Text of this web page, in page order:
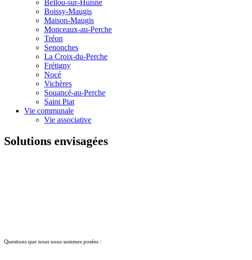
Bellou-sur-Huisne
Boissy-Maugis
Maison-Maugis
Monceaux-au-Perche
Tréon
Senonches
La Croix-du-Perche
Frétigny
Nocé
Vichères
Souancé-au-Perche
Saint Piat
Vie communale
Vie associative
Solutions envisagées
Questions que nous nous sommes posées :